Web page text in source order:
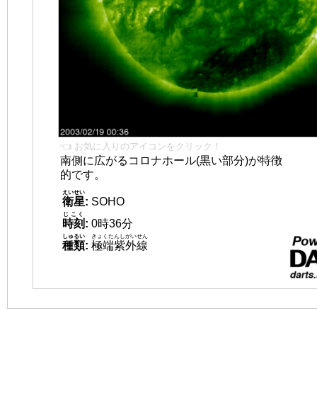
👈 お気に入りのアイコンをクリック！
南側に広がるコロナホール(黒い部分)が特徴
的です。
衛星
えいせい
: SOHO
時刻
じこく
: 0時36分
種類
しゅるい
: 極端紫外線
きょくたんしがいせん